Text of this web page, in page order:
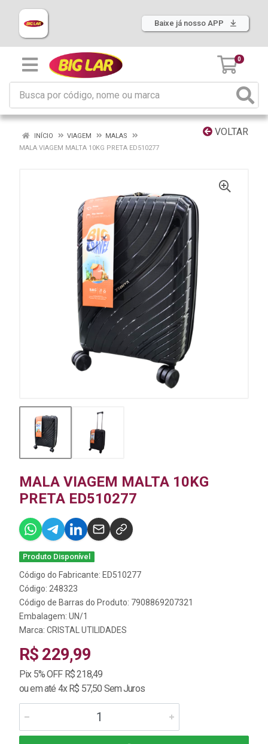
Baixe já nosso APP
0
VOLTAR
INÍCIO VIAGEM
MALAS
MALA VIAGEM MALTA 10KG PRETA ED510277
MALA VIAGEM MALTA 10KG
PRETA ED510277
Produto Disponível
Código do Fabricante: ED510277
Código: 248323
Código de Barras do Produto: 7908869207321
Embalagem: UN/1
Marca: CRISTAL UTILIDADES
R$ 229,99
Pix 5% OFF R$ 218,49
ou em até 4x R$ 57,50 Sem Juros